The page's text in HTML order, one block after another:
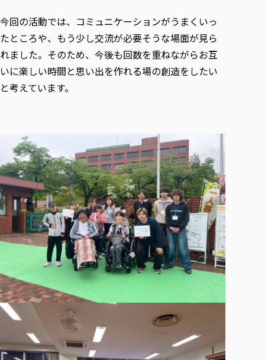
今回の活動では、コミュニケーションがうまくいっ
たところや、もう少し交流が必要そうな場面が見ら
れました。そのため、今後も回数を重ねながらお互
いに楽しい時間と思い出を作れる場の創造をしたい
と考えています。